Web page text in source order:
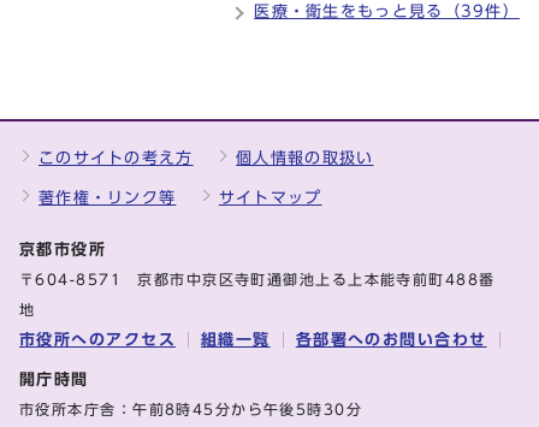
医療・衛生をもっと見る（39件）
このサイトの考え方 個人情報の取扱い
著作権・リンク等 サイトマップ
京都市役所
〒604-8571 京都市中京区寺町通御池上る上本能寺前町488番
地
市役所へのアクセス 組織一覧 各部署へのお問い合わせ
開庁時間
市役所本庁舎：午前8時45分から午後5時30分